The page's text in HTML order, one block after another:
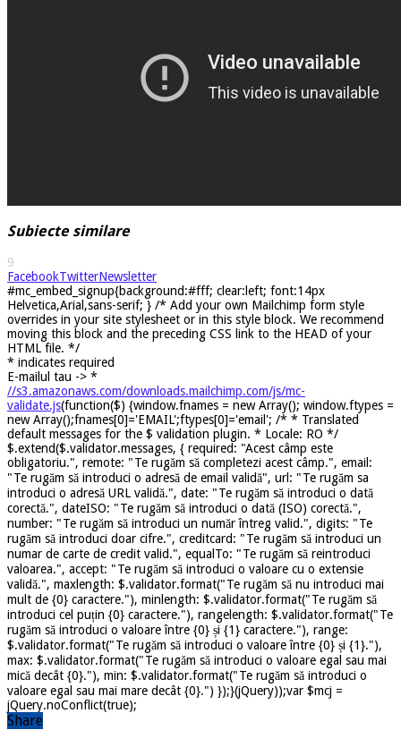
Subiecte similare
9
FacebookTwitterNewsletter
#mc_embed_signup{background:#fff; clear:left; font:14px
Helvetica,Arial,sans-serif; } /* Add your own Mailchimp form style
overrides in your site stylesheet or in this style block. We recommend
moving this block and the preceding CSS link to the HEAD of your
HTML file. */
* indicates required
E-mailul tau -> *
//s3.amazonaws.com/downloads.mailchimp.com/js/mc-
validate.js(function($) {window.fnames = new Array(); window.ftypes =
new Array();fnames[0]='EMAIL';ftypes[0]='email'; /* * Translated
default messages for the $ validation plugin. * Locale: RO */
$.extend($.validator.messages, { required: "Acest câmp este
obligatoriu.", remote: "Te rugăm să completezi acest câmp.", email:
"Te rugăm să introduci o adresă de email validă", url: "Te rugăm sa
introduci o adresă URL validă.", date: "Te rugăm să introduci o dată
corectă.", dateISO: "Te rugăm să introduci o dată (ISO) corectă.",
number: "Te rugăm să introduci un număr întreg valid.", digits: "Te
rugăm să introduci doar cifre.", creditcard: "Te rugăm să introduci un
numar de carte de credit valid.", equalTo: "Te rugăm să reintroduci
valoarea.", accept: "Te rugăm să introduci o valoare cu o extensie
validă.", maxlength: $.validator.format("Te rugăm să nu introduci mai
mult de {0} caractere."), minlength: $.validator.format("Te rugăm să
introduci cel puțin {0} caractere."), rangelength: $.validator.format("Te
rugăm să introduci o valoare între {0} și {1} caractere."), range:
$.validator.format("Te rugăm să introduci o valoare între {0} și {1}."),
max: $.validator.format("Te rugăm să introduci o valoare egal sau mai
mică decât {0}."), min: $.validator.format("Te rugăm să introduci o
valoare egal sau mai mare decât {0}.") });}(jQuery));var $mcj =
jQuery.noConflict(true);
Share